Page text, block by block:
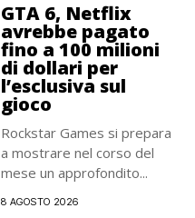
GTA 6, Netflix
avrebbe pagato
fino a 100 milioni
di dollari per
l’esclusiva sul
gioco
Rockstar Games si prepara
a mostrare nel corso del
mese un approfondito...
8 AGOSTO 2026